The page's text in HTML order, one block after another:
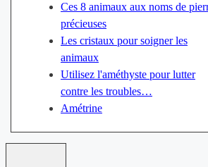
Ces 8 animaux aux noms de
précieuses
Les cristaux pour soigner les
animaux
Utilisez l'améthyste pour lutter
contre les troubles…
Amétrine